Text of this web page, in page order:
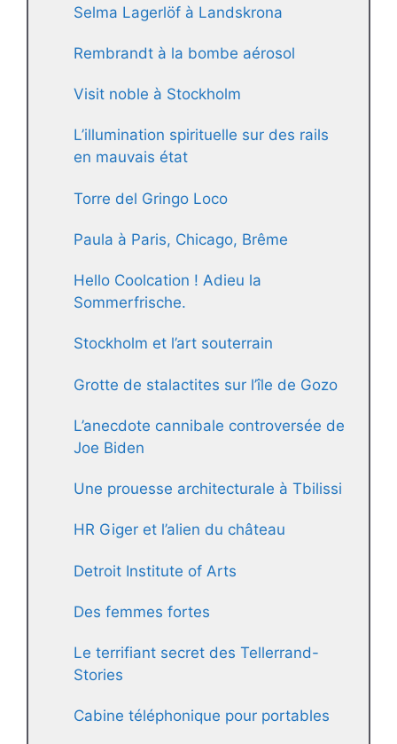
Selma Lagerlöf à Landskrona
Rembrandt à la bombe aérosol
Visit noble à Stockholm
L’illumination spirituelle sur des rails
en mauvais état
Torre del Gringo Loco
Paula à Paris, Chicago, Brême
Hello Coolcation ! Adieu la
Sommerfrische.
Stockholm et l’art souterrain
Grotte de stalactites sur l’île de Gozo
L’anecdote cannibale controversée de
Joe Biden
Une prouesse architecturale à Tbilissi
HR Giger et l’alien du château
Detroit Institute of Arts
Des femmes fortes
Le terrifiant secret des Tellerrand-
Stories
Cabine téléphonique pour portables